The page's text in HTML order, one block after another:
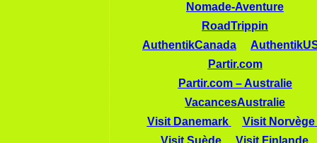
Nomade-Aventure
RoadTrippin
AuthentikCanada
Partir.com
Partir.com – Australie
VacancesAustralie
Visit Danemark
Visit Norvège
Visit Suède
Visit Finlande